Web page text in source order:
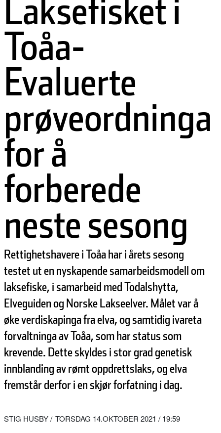
Foto: Stig Husby
Laksefisket i
Toåa-
Evaluerte
prøveordninga
for å
forberede
neste sesong
Rettighetshavere i Toåa har i årets sesong
testet ut en nyskapende samarbeidsmodell om
laksefiske, i samarbeid med Todalshytta,
Elveguiden og Norske Lakseelver. Målet var å
øke verdiskapinga fra elva, og samtidig ivareta
forvaltninga av Toåa, som har status som
krevende. Dette skyldes i stor grad genetisk
innblanding av rømt oppdrettslaks, og elva
fremstår derfor i en skjør forfatning i dag.
STIG HUSBY TORSDAG 14.OKTOBER 2021 / 19:59